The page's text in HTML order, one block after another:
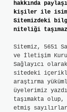
hakkında
kişiler ile isim
Sitemizdeki
niteliği
Sitemiz, 5651
ve İletişim
Sağlayıcı
sitedeki
araştırma
üyelerimiz
taşımakta
etmiş